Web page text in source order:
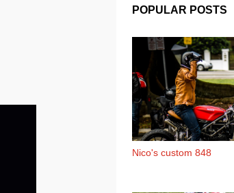
POPULAR POSTS
Nico's custom 848